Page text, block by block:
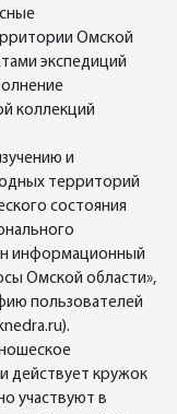
Омской
экспедиций
коллекций
и
территорий
состояния
информационный
Омской области»,
пользователей
действует кружок
участвуют в